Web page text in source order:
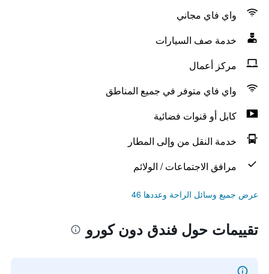
واي فاي مجاني
خدمة صف السيارات
مركز أعمال
واي فاي متوفر في جميع المناطق
كابل أو قنوات فضائية
خدمة النقل من وإلى المطار
مرافق الاجتماعات / الولائم
عرض جميع وسائل الراحة وعددها 46
تقييمات حول فندق دون كورو